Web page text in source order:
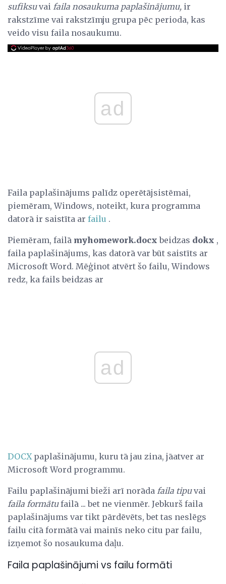
sufiksuvai faila nosaukuma paplašinājumu, ir
rakstzīme vai rakstzīmju grupa pēc perioda, kas
veido visu faila nosaukumu.
ad
Faila paplašinājums palīdz operētājsistēmai,
piemēram, Windows, noteikt, kura programma
datorā ir saistīta ar failu .
Piemēram, failā myhomework.docx beidzas dokx ,
faila paplašinājums, kas datorā var būt saistīts ar
Microsoft Word. Mēģinot atvērt šo failu, Windows
redz, ka fails beidzas ar
ad
DOCX paplašinājumu, kuru tā jau zina, jāatver ar
Microsoft Word programmu.
Failu paplašinājumi bieži arī norāda faila tipuvai
faila formātufailā ... bet ne vienmēr. Jebkurš faila
paplašinājums var tikt pārdēvēts, bet tas neslēgs
failu citā formātā vai mainīs neko citu par failu,
izņemot šo nosaukuma daļu.
Faila paplašinājumi vs failu formāti